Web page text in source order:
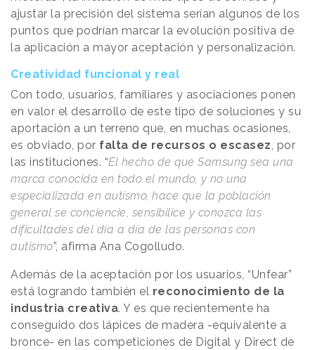
ajustar la precisión del sistema serían algunos de los
puntos que podrían marcar la evolución positiva de
la aplicación a mayor aceptación y personalización.
Creatividad funcional y real
Con todo, usuarios, familiares y asociaciones ponen
en valor el desarrollo de este tipo de soluciones y su
aportación a un terreno que, en muchas ocasiones,
es obviado, por falta de recursos o escasez, por
las instituciones. “El hecho de que Samsung sea una
marca conocida en todo el mundo, y no una
especializada en autismo, hace que la población
general se conciencie, sensibilice y conozca las
dificultades del día a día de las personas con
autismo”, afirma Ana Cogolludo.
Además de la aceptación por los usuarios, “Unfear”
está logrando también el reconocimiento de la
industria creativa. Y es que recientemente ha
conseguido dos lápices de madera -equivalente a
bronce- en las competiciones de Digital y Direct de